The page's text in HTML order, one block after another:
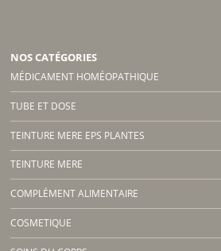
NOS CATÉGORIES
MÉDICAMENT HOMÉOPATHIQUE
TUBE ET DOSE
TEINTURE MERE EPS PLANTES
TEINTURE MERE
COMPLÉMENT ALIMENTAIRE
COSMETIQUE